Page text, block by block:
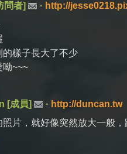
問者]
· http://
樣子長大了不少
~~~
[成員] · http://duncan.tw
片，就好像突然放大一般